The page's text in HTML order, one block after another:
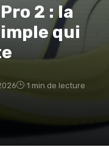
2 : la
qui
1 min de lecture